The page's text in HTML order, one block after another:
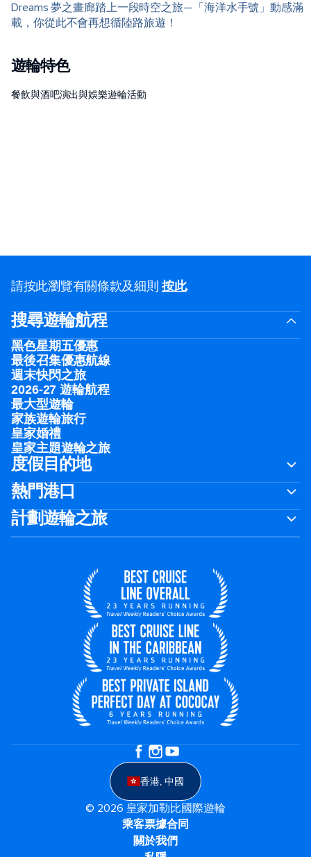
Dreams 夢之畫廊踏上一段時空之旅—「海洋水手號」動感滿
載，你從此不會再想循陸路旅遊！
遊輪特色
餐飲與酒吧演出與娛樂遊輪活動
請按此瀏覽有關條款及細則按此.
搜尋遊輪航程
黑色星期五優惠
最後召集優惠航線
週末快閃之旅
2026-27 遊輪航程
最大型遊輪
家族遊輪旅行
皇家婚禮
皇家主題遊輪之旅
度假目的地
熱門港口
計劃遊輪之旅
香港, 中國
© 2026 皇家加勒比國際遊輪
乘客票據合同
關於我們